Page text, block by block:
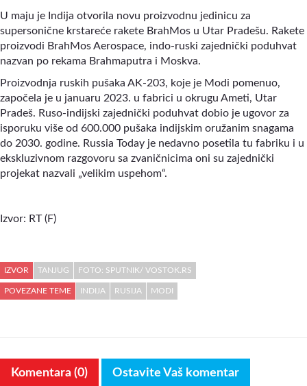
U maju je Indija otvorila novu proizvodnu jedinicu za
supersonične krstareće rakete BrahMos u Utar Pradešu. Rakete
proizvodi BrahMos Aerospace, indo-ruski zajednički poduhvat
nazvan po rekama Brahmaputra i Moskva.
Proizvodnja ruskih pušaka AK-203, koje je Modi pomenuo,
započela je u januaru 2023. u fabrici u okrugu Ameti, Utar
Pradeš. Ruso-indijski zajednički poduhvat dobio je ugovor za
isporuku više od 600.000 pušaka indijskim oružanim snagama
do 2030. godine. Russia Today je nedavno posetila tu fabriku i u
ekskluzivnom razgovoru sa zvaničnicima oni su zajednički
projekat nazvali „velikim uspehom“.
Izvor: RT (F)
IZVOR TANJUG FOTO: SPUTNIK/ VOSTOK.RS
POVEZANE TEME INDIJA RUSIJA MODI
Komentara (0) Ostavite Vaš komentar